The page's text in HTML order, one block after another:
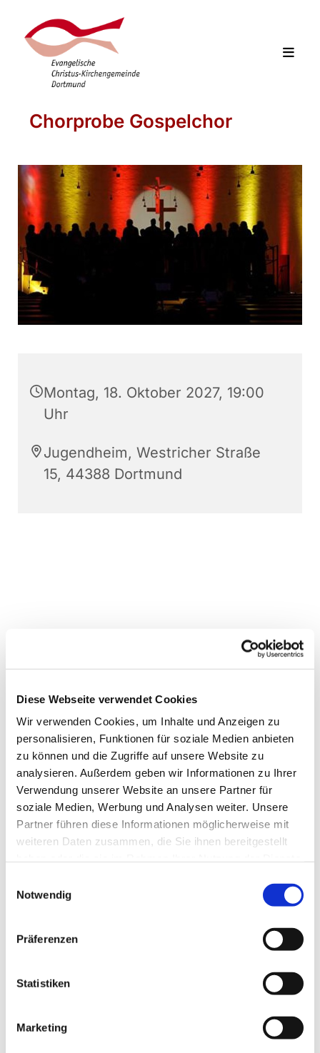
Diese Webseite verwendet Cookies
Wir verwenden Cookies, um Inhalte und Anzeigen zu
personalisieren, Funktionen für soziale Medien anbieten
zu können und die Zugriffe auf unsere Website zu
analysieren. Außerdem geben wir Informationen zu Ihrer
Verwendung unserer Website an unsere Partner für
soziale Medien, Werbung und Analysen weiter. Unsere
Partner führen diese Informationen möglicherweise mit
weiteren Daten zusammen, die Sie ihnen bereitgestellt
Notwendig
Präferenzen
Statistiken
Marketing
Chorprobe Gospelchor
Montag, 18. Oktober 2027, 19:00
Uhr
Jugendheim, Westricher Straße
15, 44388 Dortmund
Dies könnte Sie auch